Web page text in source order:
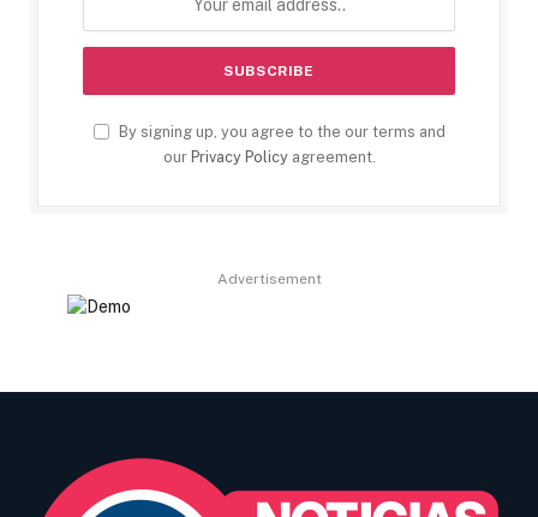
By signing up, you agree to the our terms and
our Privacy Policyagreement.
Advertisement